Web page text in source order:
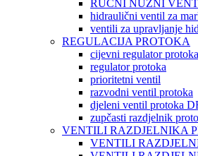
RUČNI NUŽNI
hidraulični ventil za
ventili za upravljanje
REGULACIJA PROTOKA
cijevni regulator protoka
regulator protoka
prioritetni ventil
razvodni ventil protoka
djeleni ventil protoka
zupčasti razdjelnik
VENTILI RAZDJELNIKA
VENTILI